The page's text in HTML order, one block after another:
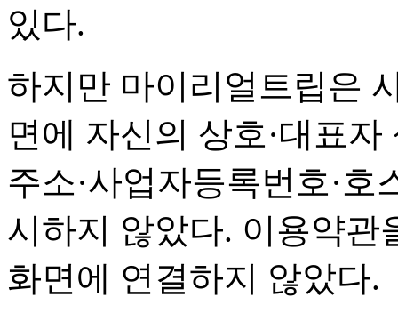
있다.
하지만 마이리얼트립은
면에 자신의 상호·대표자
주소·사업자등록번호·
시하지 않았다. 이용약관
화면에 연결하지 않았다.